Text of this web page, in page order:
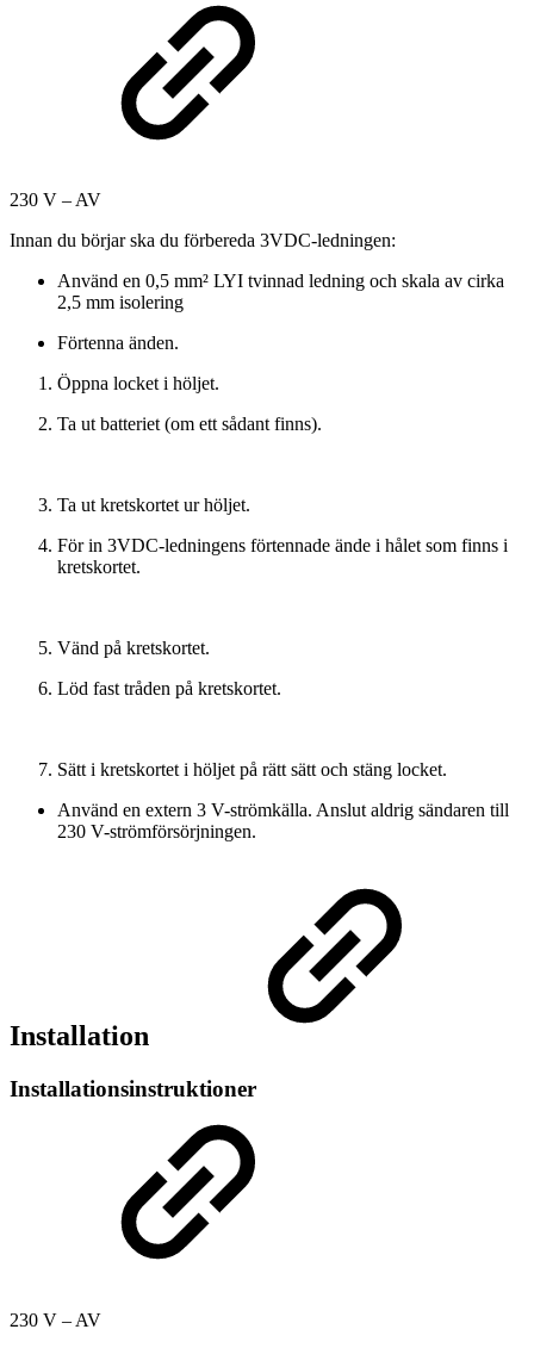
230 V – AV
Innan du börjar ska du förbereda 3VDC-ledningen:
Använd en 0,5 mm² LYI tvinnad ledning och skala av cirka
2,5 mm isolering
Förtenna änden.
Öppna locket i höljet.
Ta ut batteriet (om ett sådant finns).
Ta ut kretskortet ur höljet.
För in 3VDC-ledningens förtennade ände i hålet som finns i
kretskortet.
Vänd på kretskortet.
Löd fast tråden på kretskortet.
Sätt i kretskortet i höljet på rätt sätt och stäng locket.
Använd en extern 3 V-strömkälla. Anslut aldrig sändaren till
230 V-strömförsörjningen.
Installation
Installationsinstruktioner
230 V – AV